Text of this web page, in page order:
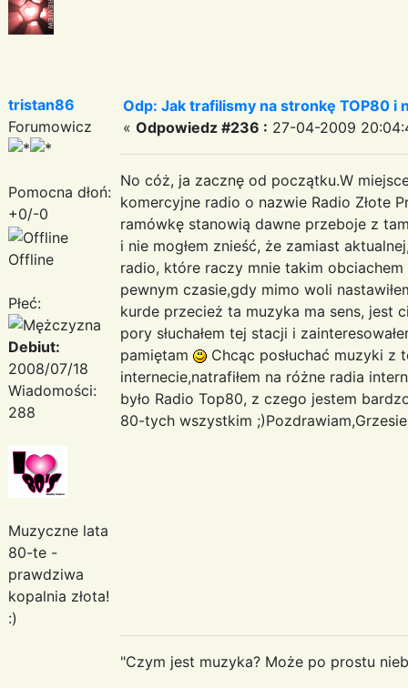
tristan86
Forumowicz
Pomocna dłoń:
+0/-0
Offline
Płeć:
Debiut:
2008/07/18
Wiadomości:
288
Muzyczne lata
80-te -
prawdziwa
kopalnia złota!
:)
Odp: Jak trafilismy na stronkę TOP80 i
« Odpowiedz #236 : 27-04-2009
No cóż, ja zacznę od początku.W
komercyjne radio o nazwie Radio Złote
ramówkę stanowią dawne przeboje z
i nie mogłem znieść, że zamiast
radio, które raczy mnie takim
pewnym czasie,gdy mimo woli
kurde przecież ta muzyka ma sens, jest
pory słuchałem tej stacji i
pamiętam
Chcąc posłuchać muzyki z
internecie,natrafiłem na różne radia
było Radio Top80, z czego jestem
80-tych wszystkim
"Czym jest muzyka? Może po prostu